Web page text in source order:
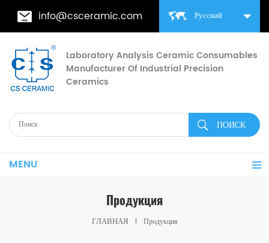
Русский
info@csceramic.com
Laboratory Analysis Ceramic Consumables
Manufacturer Of Industrial Precision
Ceramics
MENU
Продукция
ГЛАВНАЯ Продукция